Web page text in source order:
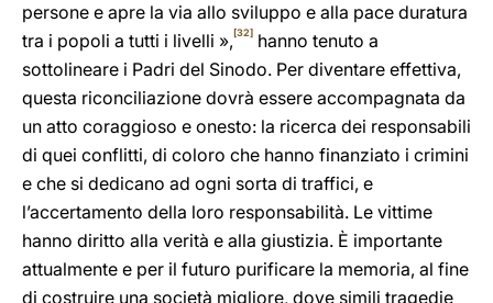
persone e apre la via allo sviluppo e alla pace duratura
tra i popoli a tutti i livelli »,[32] hanno tenuto a
sottolineare i Padri del Sinodo. Per diventare effettiva,
questa riconciliazione dovrà essere accompagnata da
un atto coraggioso e onesto: la ricerca dei responsabili
di quei conflitti, di coloro che hanno finanziato i crimini
e che si dedicano ad ogni sorta di traffici, e
l’accertamento della loro responsabilità. Le vittime
hanno diritto alla verità e alla giustizia. È importante
attualmente e per il futuro purificare la memoria, al fine
di costruire una società migliore, dove simili tragedie